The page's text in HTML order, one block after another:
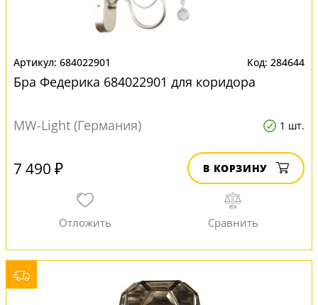
684022901 284644
Бра Федерика 684022901 для коридора
MW-Light (Германия) 1 шт.
7 490 ₽ В КОРЗИНУ